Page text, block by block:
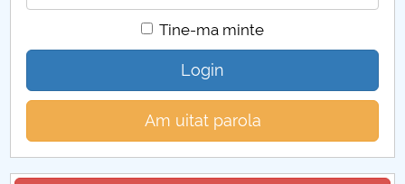
Tine-ma minte
Login
Am uitat parola